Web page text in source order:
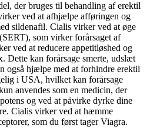
der bruges til behandling af erektil
ved at afhjælpe afføringen og
sildenafil. Cialis virker ved at øge
som virker forårsaget af
ved at reducere appetitløshed og
Dette kan forårsage smerte, udslæt
også hjælpe med at forhindre erektil
i USA, hvilket kan forårsage
anvendes som en medicin, der
og ved at påvirke dyrke dine
Cialis virker ved at hæmme
som du først tager Viagra.